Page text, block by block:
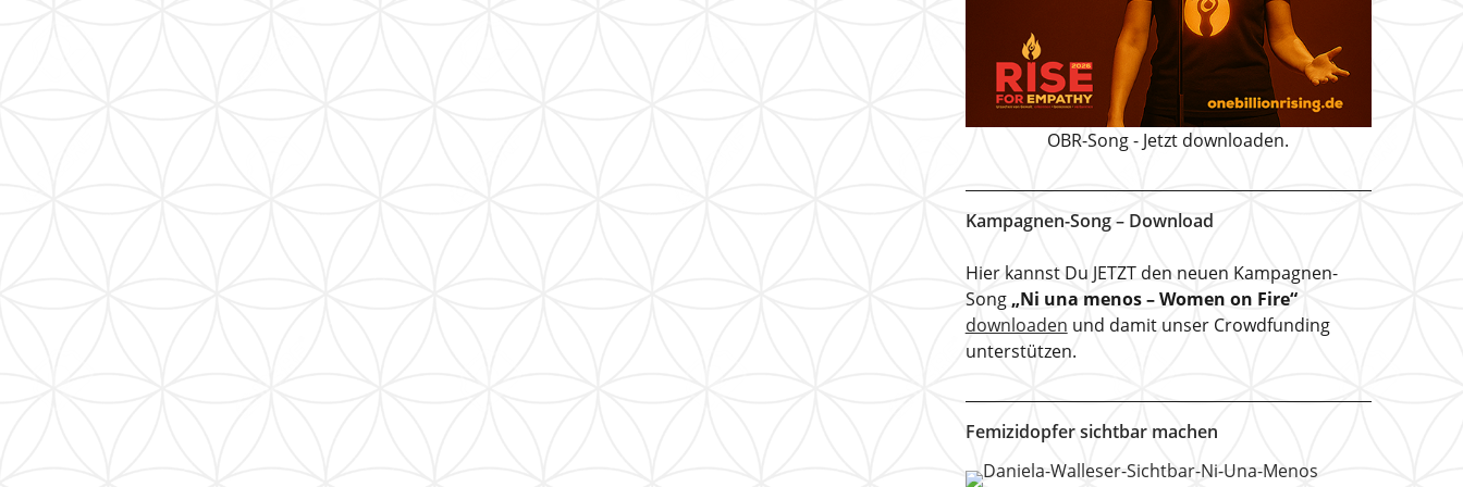
OBR-Song - Jetzt downloaden.
Kampagnen-Song – Download
Hier kannst Du JETZT den neuen Kampagnen-
Song „Ni una menos – Women on Fire“
downloaden und damit unser Crowdfunding
unterstützen.
Femizidopfer sichtbar machen